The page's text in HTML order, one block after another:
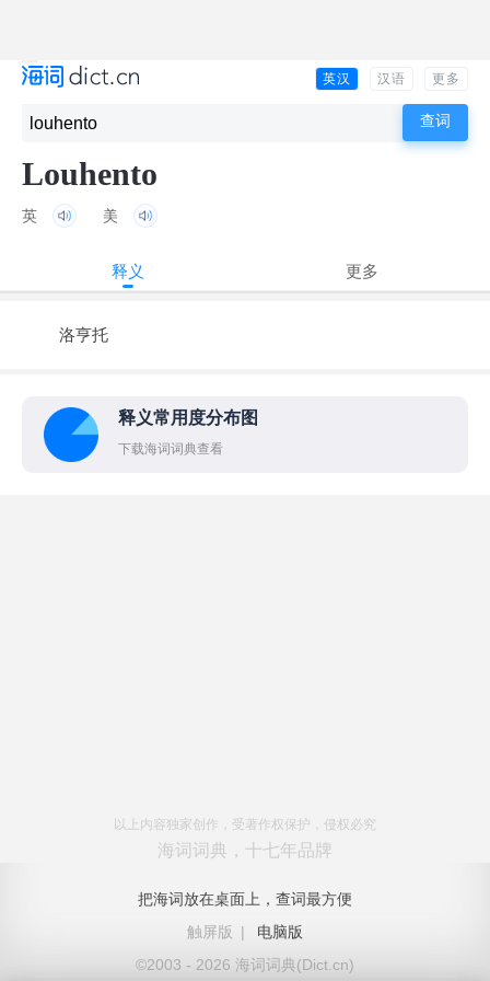
英汉 汉语 更多
Louhento
英 美
释义 更多
洛亨托
释义常用度分布图
下载海词词典查看
以上内容独家创作，受著作权保护，侵权必究
海词词典，十七年品牌
把海词放在桌面上，查词最方便
触屏版
|
电脑版
©2003 - 2026 海词词典(Dict.cn)